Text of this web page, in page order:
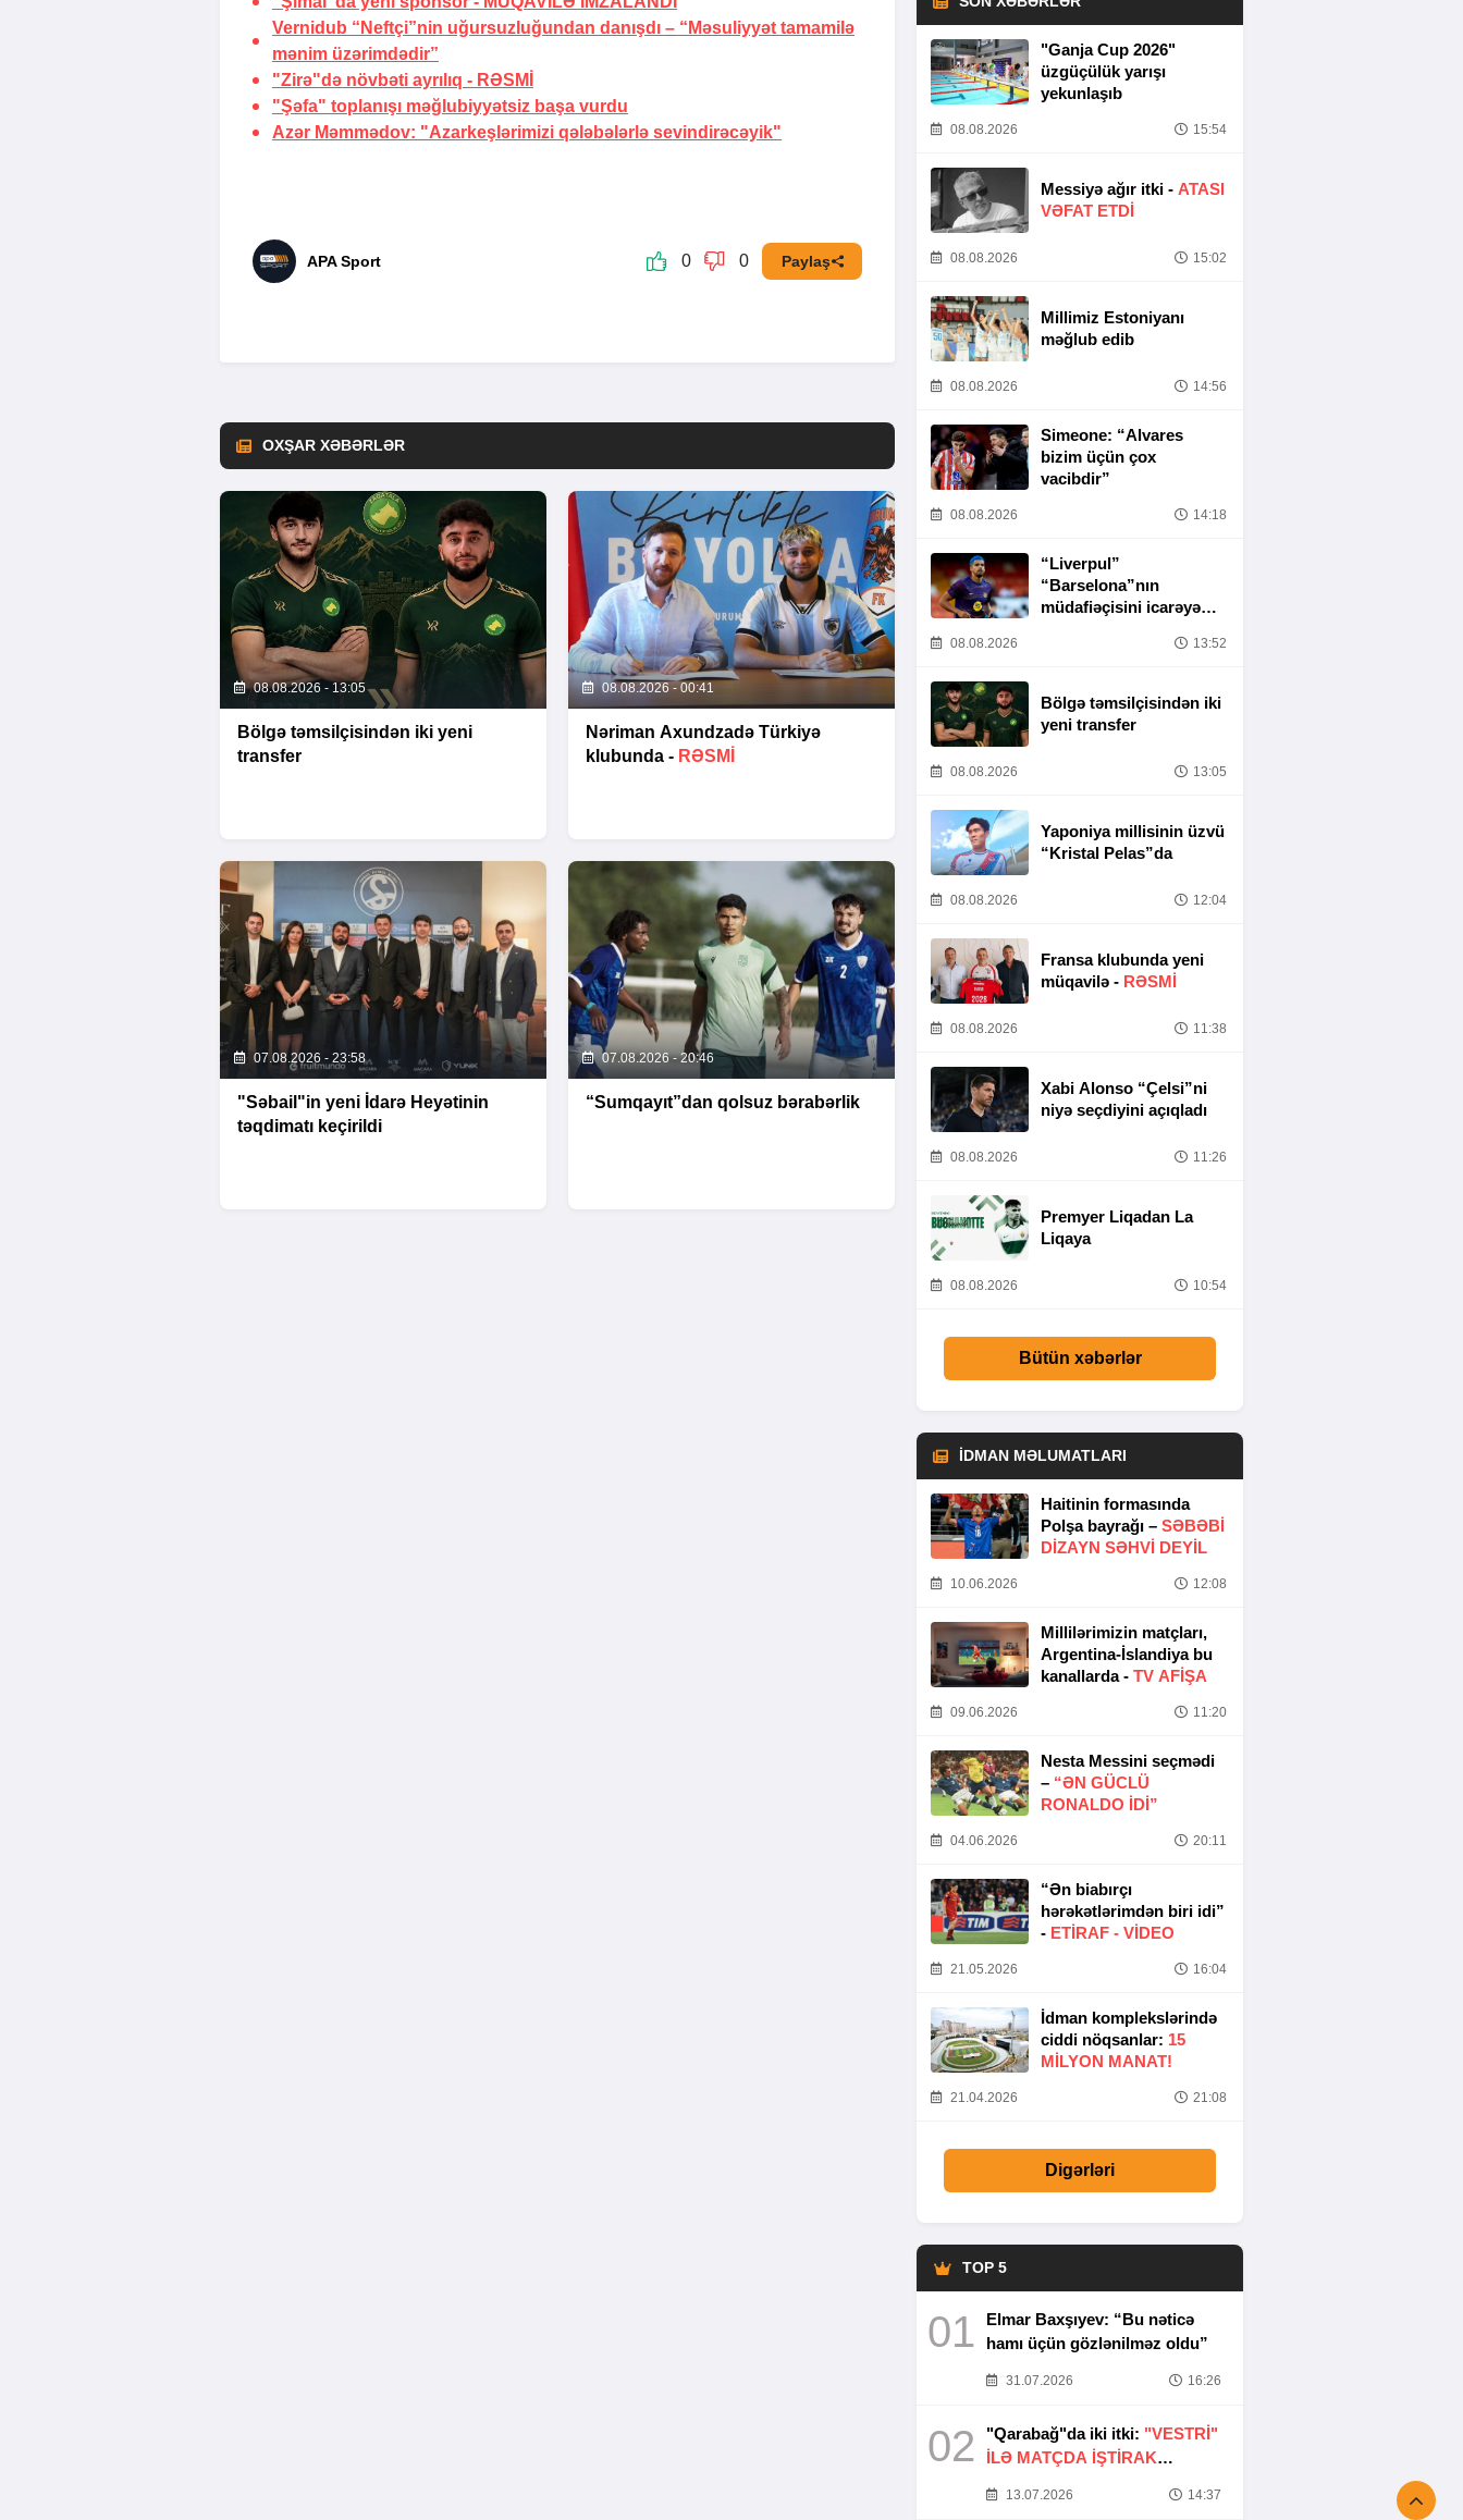
Vernidub “Neftçi”nin uğursuzluğundan danışdı – “Məsuliyyət tamamilə
mənim üzərimdədir”
"Zirə"də növbəti ayrılıq - RƏSMİ
"Şəfa" toplanışı məğlubiyyətsiz başa vurdu
Azər Məmmədov: "Azarkeşlərimizi qələbələrlə sevindirəcəyik"
APA Sport 0 0 Paylaş
OXŞAR XƏBƏRLƏR
08.08.2026 - 13:05
Bölgə təmsilçisindən iki yeni
transfer
08.08.2026 - 00:41
Nəriman Axundzadə Türkiyə
klubunda - RƏSMİ
07.08.2026 - 23:58
"Səbail"in yeni İdarə Heyətinin
təqdimatı keçirildi
07.08.2026 - 20:46
“Sumqayıt”dan qolsuz bərabərlik
"Ganja Cup 2026"
üzgüçülük yarışı
yekunlaşıb
08.08.2026 15:54
Messiyə ağır itki - ATASI
VƏFAT ETDI
08.08.2026 15:02
Millimiz Estoniyanı
məğlub edib
08.08.2026 14:56
Simeone: “Alvares
bizim üçün çox
vacibdir”
08.08.2026 14:18
“Liverpul”
“Barselona”nın
müdafiəçisini icarəyə
08.08.2026 13:52
Bölgə təmsilçisindən iki
yeni transfer
08.08.2026 13:05
Yaponiya millisinin üzvü
“Kristal Pelas”da
08.08.2026 12:04
Fransa klubunda yeni
müqavilə - RƏSMİ
08.08.2026 11:38
Xabi Alonso “Çelsi”ni
niyə seçdiyini açıqladı
08.08.2026 11:26
Premyer Liqadan La
Liqaya
08.08.2026 10:54
Bütün xəbərlər
İDMAN MƏLUMATLARI
Haitinin formasında
Polşa bayrağı – SƏBƏBI
DIZAYN SƏHVI DEYIL
10.06.2026 12:08
Millilərimizin matçları,
Argentina-İslandiya bu
kanallarda - TV AFİŞA
09.06.2026 11:20
Nesta Messini seçmədi
– “ƏN GÜCLÜ
RONALDO IDI”
04.06.2026 20:11
“Ən biabırçı
hərəkətlərimdən biri idi”
- ETIRAF - VİDEO
21.05.2026 16:04
İdman komplekslərində
ciddi nöqsanlar: 15
MILYON MANAT!
21.04.2026 21:08
Digərləri
TOP 5
01
Elmar Baxşıyev: “Bu nəticə
hamı üçün gözlənilməz oldu”
31.07.2026 16:26
02 "Qarabağ"da iki itki: "VESTRİ"
İLƏ MATÇDA İŞTİRAK
13.07.2026 14:37